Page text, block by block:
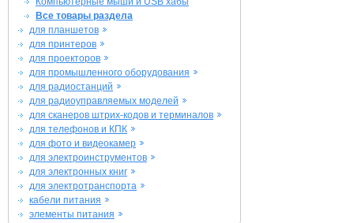
Все товары раздела
для планшетов
для принтеров
для проекторов
для промышленного оборудования
для радиостанций
для радиоуправляемых моделей
для сканеров штрих-кодов и терминалов
для телефонов и КПК
для фото и видеокамер
для электроинструментов
для электронных книг
для электротранспорта
кабели питания
элементы питания